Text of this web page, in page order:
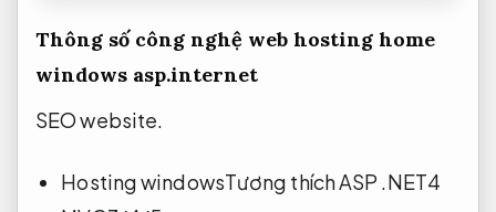
Thông số công nghệ web hosting home
windows asp.internet
SEO website.
Hosting windowsTương thích ASP .NET4